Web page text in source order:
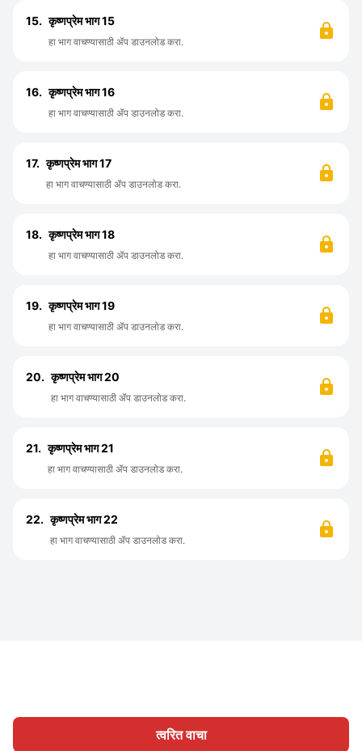
त्वरित वाचा
15. कृष्णप्रेम भाग 15
हा भाग वाचण्यासाठी ॲप डाउनलोड करा.
16. कृष्णप्रेम भाग 16
हा भाग वाचण्यासाठी ॲप डाउनलोड करा.
17. कृष्णप्रेम भाग 17
हा भाग वाचण्यासाठी ॲप डाउनलोड करा.
18. कृष्णप्रेम भाग 18
हा भाग वाचण्यासाठी ॲप डाउनलोड करा.
19. कृष्णप्रेम भाग 19
हा भाग वाचण्यासाठी ॲप डाउनलोड करा.
20. कृष्णप्रेम भाग 20
हा भाग वाचण्यासाठी ॲप डाउनलोड करा.
21. कृष्णप्रेम भाग 21
हा भाग वाचण्यासाठी ॲप डाउनलोड करा.
22. कृष्णप्रेम भाग 22
हा भाग वाचण्यासाठी ॲप डाउनलोड करा.